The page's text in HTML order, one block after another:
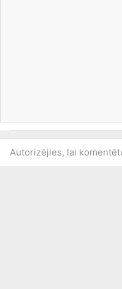
Autorizējies, lai